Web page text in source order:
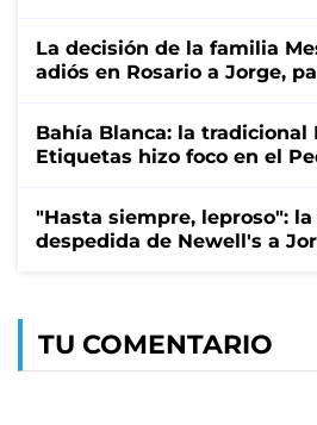
La decisión de la familia
adiós en Rosario a Jorge,
Bahía Blanca: la tradicional
Etiquetas hizo foco en el
"Hasta siempre, leproso":
despedida de Newell's a
TU COMENTARIO